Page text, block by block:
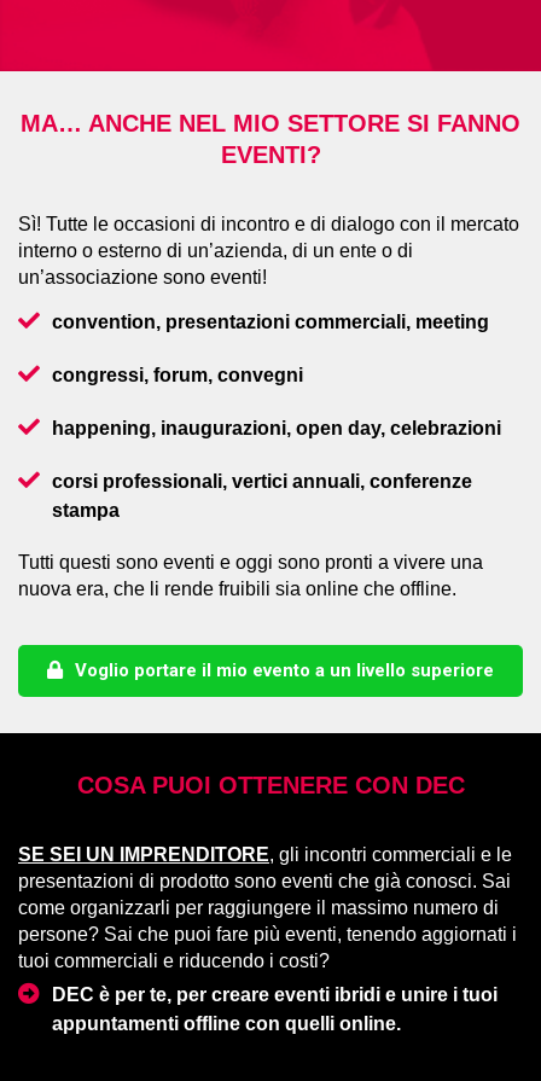
MA… ANCHE NEL MIO SETTORE SI FANNO
EVENTI?
Sì! Tutte le occasioni di incontro e di dialogo con il mercato
interno o esterno di un’azienda, di un ente o di
un’associazione sono eventi!
convention, presentazioni commerciali, meeting
congressi, forum, convegni
happening, inaugurazioni, open day, celebrazioni
corsi professionali, vertici annuali, conferenze
stampa
Tutti questi sono eventi e oggi sono pronti a vivere una
nuova era, che li rende fruibili sia online che offline.
Voglio portare il mio evento a un livello superiore
COSA PUOI OTTENERE CON DEC
SE SEI UN IMPRENDITORE, gli incontri commerciali e le
presentazioni di prodotto sono eventi che già conosci. Sai
come organizzarli per raggiungere il massimo numero di
persone? Sai che puoi fare più eventi, tenendo aggiornati i
tuoi commerciali e riducendo i costi?
DEC è per te, per creare eventi ibridi e unire i tuoi
appuntamenti offline con quelli online.